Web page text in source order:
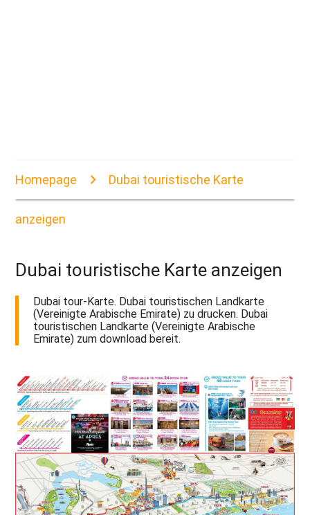
Homepage Dubai touristische Karte
anzeigen
Dubai touristische Karte anzeigen
Dubai tour-Karte. Dubai touristischen Landkarte
(Vereinigte Arabische Emirate) zu drucken. Dubai
touristischen Landkarte (Vereinigte Arabische
Emirate) zum download bereit.